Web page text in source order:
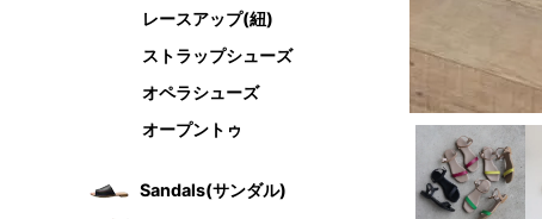
レースアップ(紐)
ストラップシューズ
オペラシューズ
オープントゥ
Sandals(サンダル)